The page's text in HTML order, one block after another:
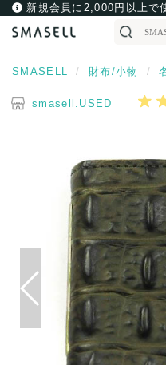
新規会員に2,000円以上で
SMASELL 財布/小物
smasell.USED